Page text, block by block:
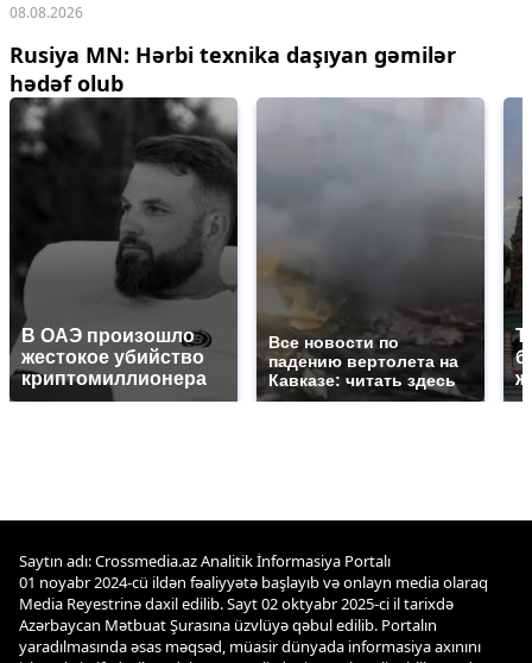
08.08.2026
Rusiya MN: Hərbi texnika daşıyan gəmilər
hədəf olub
В ОАЭ произошло
жестокое убийство
криптомиллионера
Все новости по
падению вертолета на
Кавказе: читать здесь
Saytın adı: Crossmedia.az Analitik İnformasiya Portalı
01 noyabr 2024-cü ildən fəaliyyətə başlayıb və onlayn media olaraq
Media Reyestrinə daxil edilib. Sayt 02 oktyabr 2025-ci il tarixdə
Azərbaycan Mətbuat Şurasına üzvlüyə qəbul edilib. Portalın
yaradılmasında əsas məqsəd, müasir dünyada informasiya axınını